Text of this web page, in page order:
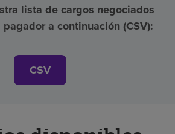
lista de cargos negociados
a continuación (CSV):
CSV